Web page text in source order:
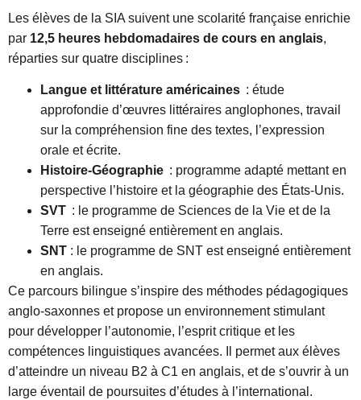
Les élèves de la SIA suivent une scolarité française enrichie
par 12,5 heures hebdomadaires de cours en anglais,
réparties sur quatre disciplines :
Langue et littérature américaines : étude
approfondie d’œuvres littéraires anglophones, travail
sur la compréhension fine des textes, l’expression
orale et écrite.
Histoire-Géographie : programme adapté mettant en
perspective l’histoire et la géographie des États-Unis.
SVT : le programme de Sciences de la Vie et de la
Terre est enseigné entièrement en anglais.
SNT : le programme de SNT est enseigné entièrement
en anglais.
Ce parcours bilingue s’inspire des méthodes pédagogiques
anglo-saxonnes et propose un environnement stimulant
pour développer l’autonomie, l’esprit critique et les
compétences linguistiques avancées. Il permet aux élèves
d’atteindre un niveau B2 à C1 en anglais, et de s’ouvrir à un
large éventail de poursuites d’études à l’international.